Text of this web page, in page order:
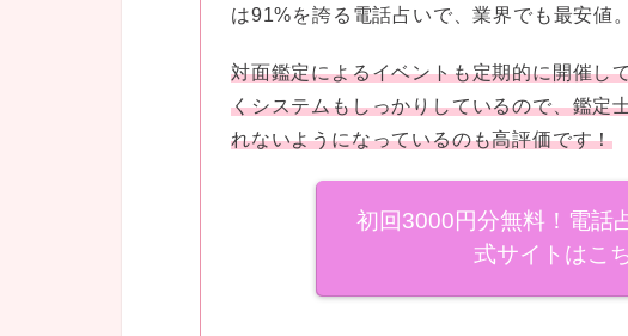
は91%を誇る電話占いで、業界でも最安値。
対面鑑定によるイベントも定期的に開催し
くシステムもしっかりしているので、鑑定
れないようになっているのも高評価です！
初回3000円分無料！電話
式サイトはこ